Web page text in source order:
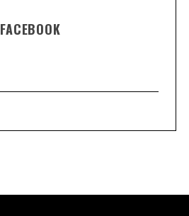
FACEBOOK